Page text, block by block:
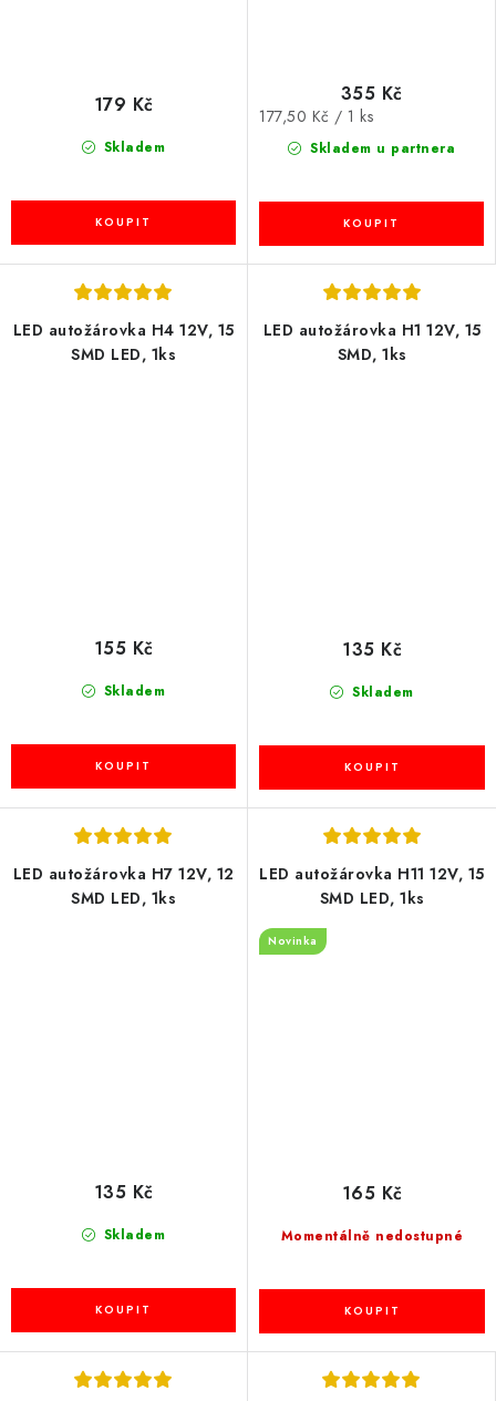
Skladem
179 Kč
Skladem u partnera
355 Kč
Měrná
cena:
177,50 Kč / 1 ks
LED autožárovka H4 12V, 15
SMD LED, 1ks
Skladem
155 Kč
LED autožárovka H1 12V, 15
SMD, 1ks
Skladem
135 Kč
LED autožárovka H7 12V, 12
SMD LED, 1ks
Skladem
135 Kč
LED autožárovka H11 12V, 15
SMD LED, 1ks
Novinka
Momentálně nedostupné
165 Kč